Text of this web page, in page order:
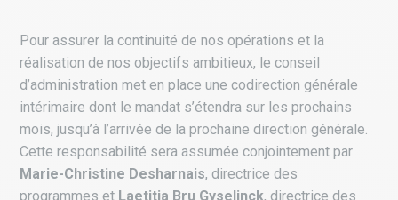
Pour assurer la continuité de nos opérations et la
réalisation de nos objectifs ambitieux, le conseil
d’administration met en place une codirection générale
intérimaire dont le mandat s’étendra sur les prochains
mois, jusqu’à l’arrivée de la prochaine direction générale.
Cette responsabilité sera assumée conjointement par
Marie-Christine Desharnais, directrice des
programmes et Laetitia Bru Gyselinck, directrice des